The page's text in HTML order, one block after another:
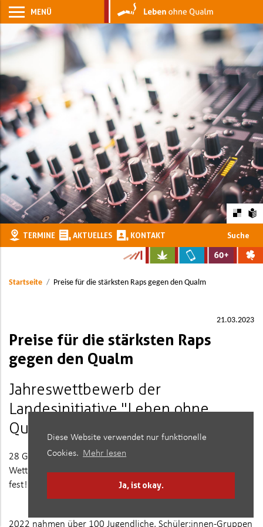
Diese Website verwendet nur funktionelle
Cookies. Mehr lesen
Ja, ist okay.
MENÜ
TERMINE AKTUELLES KONTAKT Suche
Startseite Preise für die stärksten Raps gegen den Qualm
21.03.2023
Preise für die stärksten Raps
gegen den Qualm
Jahreswettbewerb der
Landesinitiative "Leben ohne
Qualm"
28 Gewinnerinnen und Gewinner des landesweiten HipHop-
Wettbewerbes 2022 zum Thema "Nichtrauchen" stehen
fest! Sie erhielten Preise im Wert von insgesamt 3.500 Euro.
2022 nahmen über 100 Jugendliche, Schüler:innen-Gruppen